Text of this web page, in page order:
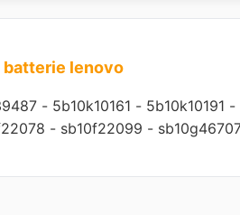
lenovo
- 5b10k10161 - 5b10k10191 -
- sb10f22099 -